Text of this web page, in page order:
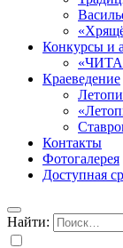
Конкурсы и
Краеведение
Контакты
Фотогалерея
Доступная
Найти: